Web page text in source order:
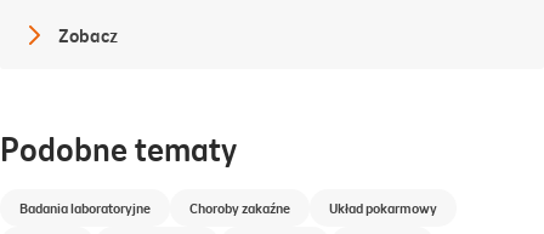
Zobacz
Podobne tematy
Badania laboratoryjne Choroby zakaźne
Układ pokarmowy